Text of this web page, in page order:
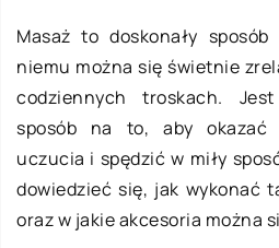
Masaż to doskonały
niemu można się świetnie
codziennych troskach.
sposób na to, aby okazać
uczucia i spędzić w miły
dowiedzieć się, jak wykonać
oraz w jakie akcesoria można